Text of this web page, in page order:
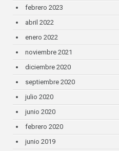
febrero 2023
abril 2022
enero 2022
noviembre 2021
diciembre 2020
septiembre 2020
julio 2020
junio 2020
febrero 2020
junio 2019